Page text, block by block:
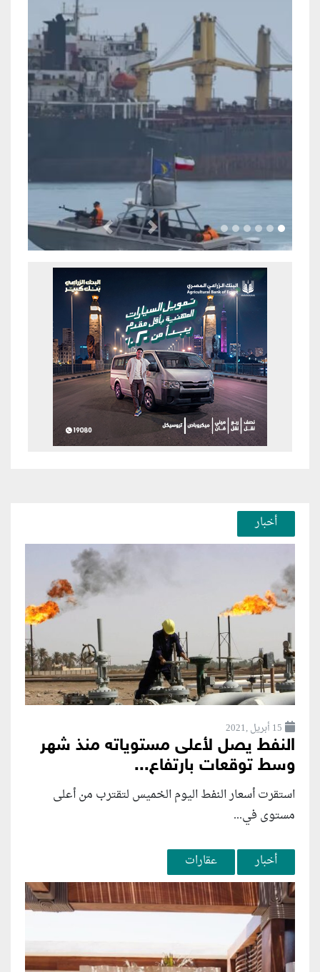
Previous Next
أخبار
15 أبريل ,2021
النفط يصل لأعلى مستوياته منذ شهر
وسط توقعات بارتفاع...
استقرت أسعار النفط اليوم الخميس لتقترب من أعلى
مستوى في...
أخبار عقارات